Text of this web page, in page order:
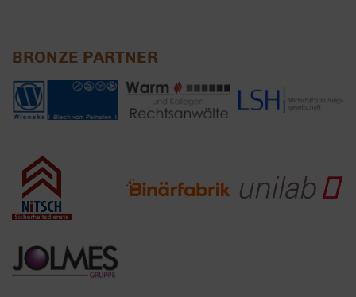
BRONZE PARTNER